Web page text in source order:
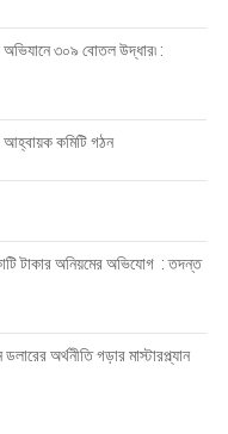
অভিযানে ৩০৯ বোতল উদ্ধার৷ :
আহ্বায়ক কমিটি গঠন
টাকার অনিয়মের অভিযোগ : তদন্ত
অর্থনীতি গড়ার মাস্টারপ্ল্যান